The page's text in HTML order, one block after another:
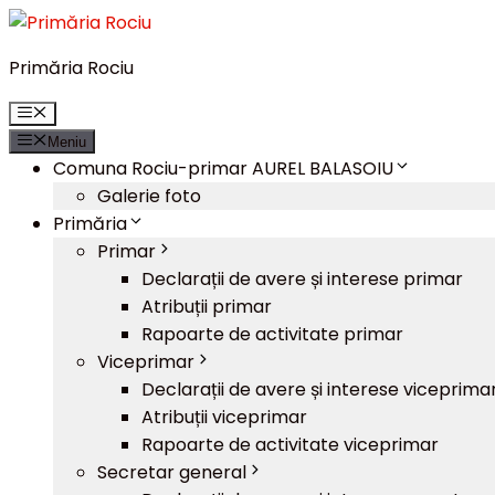
Sari
conținut
Primăria Rociu
Meniu
Meniu
Comuna Rociu-primar AUREL BALASOIU
Galerie foto
Primăria
Primar
Declarații de avere și interese primar
Atribuții primar
Rapoarte de activitate primar
Viceprimar
Declarații de avere și interese
Atribuții viceprimar
Rapoarte de activitate viceprimar
Secretar general